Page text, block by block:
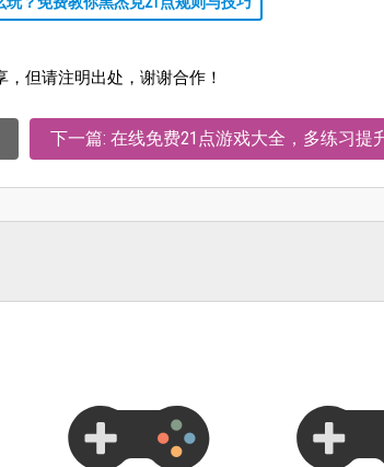
但请注明出处，谢谢合作！
下一篇: 在线免费21点游戏大全，多练习提